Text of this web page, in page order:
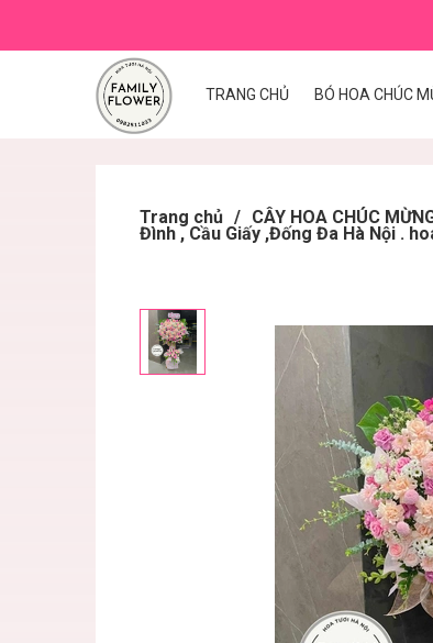
TRANG CHỦ BÓ HOA CHÚC
Trang chủ / CÂY HOA CHÚC
Đình , Cầu Giấy ,Đống Đa Hà Nội .